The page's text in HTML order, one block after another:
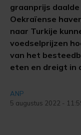
graanprijs
Oekraïense
naar Turkije
voedselprijzen
van het
eten en dreigt in
ANP
5 augustus 2022 -